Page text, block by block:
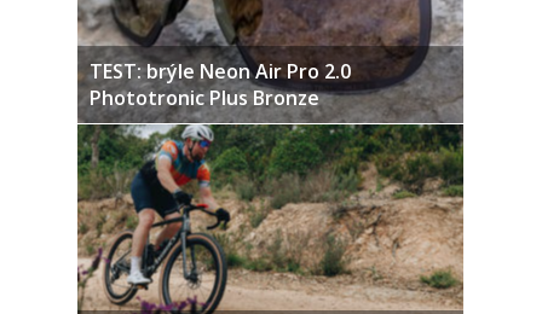
TEST: brýle Neon Air Pro 2.0
Phototronic Plus Bronze